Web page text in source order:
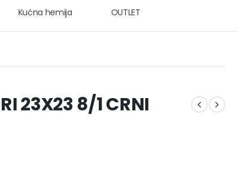
Kućna hemija OUTLET
23X23 8/1 CRNI